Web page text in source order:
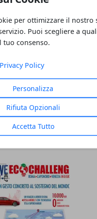
per ottimizzare il nostro
Puoi scegliere a
tuo consenso.
Privacy Policy
Personalizza
Rifiuta Opzionali
Accetta Tutto
dei condizionatori